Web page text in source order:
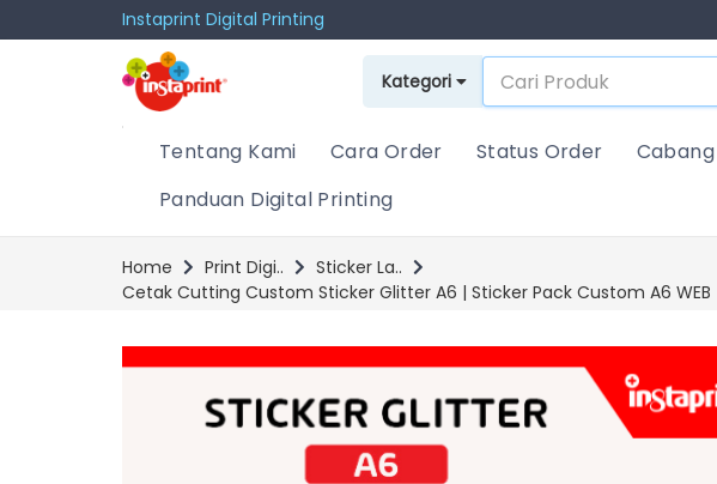
Instaprint Digital Printing
Kategori
Tentang Kami Cara Order Status Order Cabang
Panduan Digital Printing
Home Print Digi..
Sticker La..
Cetak Cutting Custom Sticker Glitter A6 | Sticker Pack Custom A6 WEB